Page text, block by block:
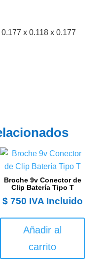
x 0.118 x 0.177
Broche 9v Conector de
Clip Batería Tipo T
$750 IVA Incluido
Añadir al
carrito